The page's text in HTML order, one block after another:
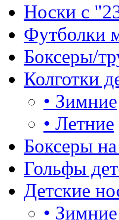
Носки с
Футболки
Боксеры/
Колготки
• Зимние
• Летние
Боксеры
Гольфы
Детские
• Зимние